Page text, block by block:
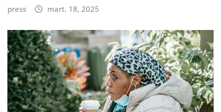
press mart. 18, 2025